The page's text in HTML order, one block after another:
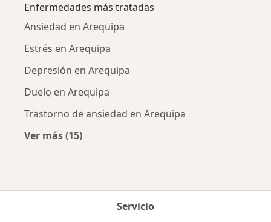
Enfermedades más tratadas
Ansiedad en Arequipa
Estrés en Arequipa
Depresión en Arequipa
Duelo en Arequipa
Trastorno de ansiedad en Arequipa
Ver más (15)
Servicio